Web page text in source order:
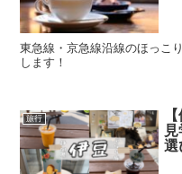
東急線・京急線沿線のほっこ
します！
旅行
選